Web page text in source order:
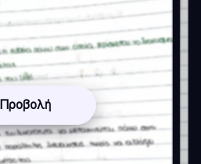
Προβολή